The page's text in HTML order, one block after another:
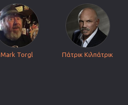
Mark Torgl Πάτρικ Κιλπάτρικ